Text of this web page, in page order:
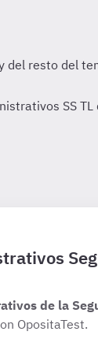
SS
de la
OpositaTest.